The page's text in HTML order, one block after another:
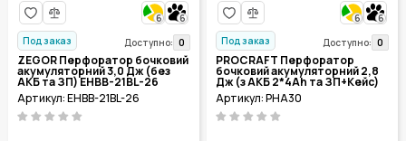
6
6
Под заказ
Доступно: 0
ZEGOR Перфоратор бочковий
акумуляторний 3,0 Дж (без
АКБ та ЗП) EHBB-21BL-26
Артикул: EHBB-21BL-26
6
6
Под заказ
Доступно: 0
PROCRAFT Перфоратор
бочковий акумуляторний 2,8
Дж (з АКБ 2*4Ah та ЗП+Кейс)
PHA30
Артикул: PHA30